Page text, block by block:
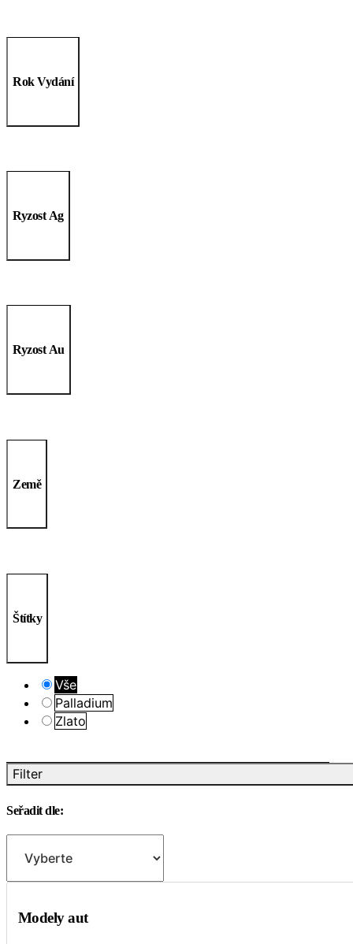
Rok Vydání
Ryzost Ag
Ryzost Au
Země
Štítky
Vše
Palladium
Zlato
Filter
Seřadit dle:
Modely aut